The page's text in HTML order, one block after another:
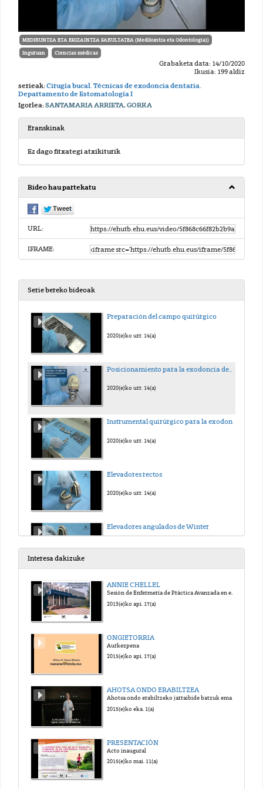
MEDIKUNTZA ETA ERIZAINTZA FAKULTATEA (Medikuntza eta Odontologia))
Inguruan Ciencias médicas
Grabaketa data: 14/10/2020
Ikusia: 199 aldiz
serieak:Cirugía bucal. Técnicas de exodoncia dentaria.
Departamento de Estomatología I
Igorlea:SANTAMARIA ARRIETA, GORKA
Eranskinak
Ez dago fitxategi atxikiturik
Bideo hau partekatu
URL:
IFRAME:
Serie bereko bideoak
Preparación del campo quirúrgico
2020(e)ko urr. 14(a)
2020(e)ko urr. 14(a)
2020(e)ko urr. 14(a)
Elevadores rectos
2020(e)ko urr. 14(a)
Elevadores angulados de Winter
2020(e)ko urr. 14(a)
Exodoncia de caninos superiores
2020(e)ko urr. 14(a)
Interesa dakizuke
ANNIE CHELLEL
Sesión de Enfermería de Práctica Avanzada en el Reino Unido
2013(e)ko api. 17(a)
ONGIETORRIA
Aurkezpena
2015(e)ko api. 17(a)
AHOTSA ONDO ERABILTZEA
Ahotsa ondo erabiltzeko jarraibide batzuk ematen dituen bideoa.
2015(e)ko eka. 1(a)
PRESENTACIÓN
Acto inaugural
2015(e)ko mai. 11(a)